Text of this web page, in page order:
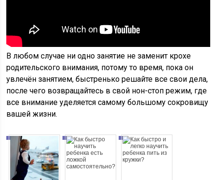
В любом случае ни одно занятие не заменит крохе
родительского внимания, потому то время, пока он
увлечён занятием, быстренько решайте все свои дела,
после чего возвращайтесь в свой нон-стоп режим, где
все внимание уделяется самому большому сокровищу
вашей жизни.